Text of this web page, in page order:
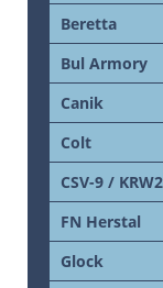
Beretta
Bul Armory
Canik
Colt
CSV-9 /
FN Herstal
Glock